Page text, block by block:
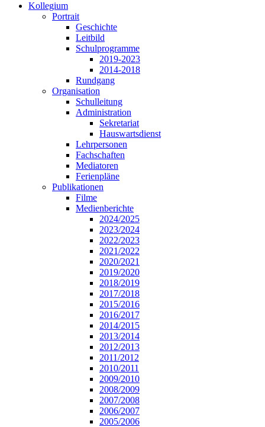
Kollegium
Portrait
Geschichte
Leitbild
Schulprogramme
2019-2023
2014-2018
Rundgang
Organisation
Schulleitung
Administration
Sekretariat
Hauswartsdienst
Lehrpersonen
Fachschaften
Mediatoren
Ferienpläne
Publikationen
Filme
Medienberichte
2024/2025
2023/2024
2022/2023
2021/2022
2020/2021
2019/2020
2018/2019
2017/2018
2015/2016
2016/2017
2014/2015
2013/2014
2012/2013
2011/2012
2010/2011
2009/2010
2008/2009
2007/2008
2006/2007
2005/2006